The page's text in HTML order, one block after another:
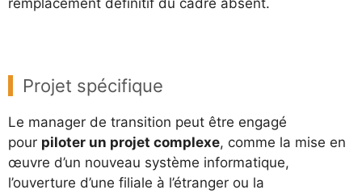
remplacement définitif du cadre absent.
Projet spécifique
Le manager de transition peut être engagé
pour piloter un projet complexe, comme la mise en
œuvre d’un nouveau système informatique,
l’ouverture d’une filiale à l’étranger ou la